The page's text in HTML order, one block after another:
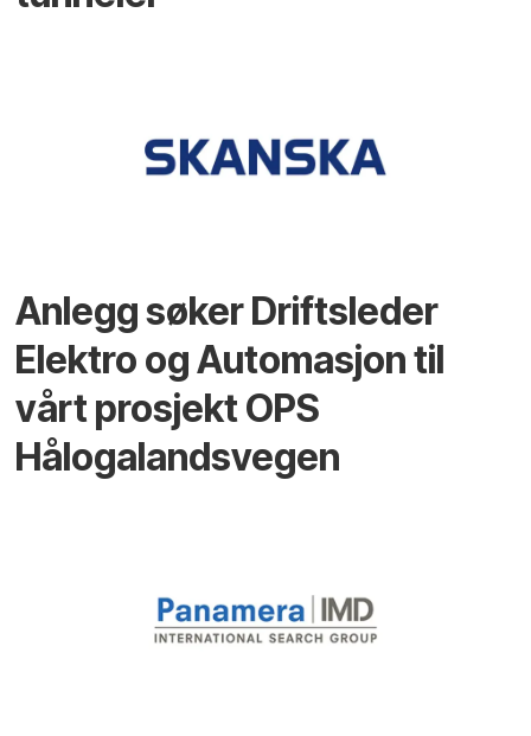
Anlegg søker Driftsleder
Elektro og Automasjon til
vårt prosjekt OPS
Hålogalandsvegen